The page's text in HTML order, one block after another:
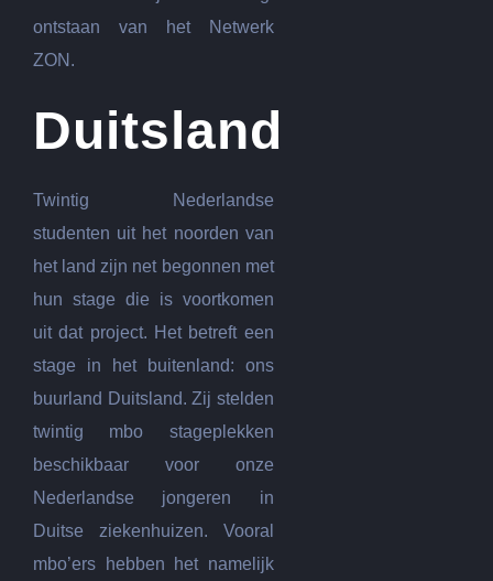
ontstaan van het Netwerk
ZON.
Duitsland
Twintig Nederlandse
studenten uit het noorden van
het land zijn net begonnen met
hun stage die is voortkomen
uit dat project. Het betreft een
stage in het buitenland: ons
buurland Duitsland. Zij stelden
twintig mbo stageplekken
beschikbaar voor onze
Nederlandse jongeren in
Duitse ziekenhuizen. Vooral
mbo’ers hebben het namelijk